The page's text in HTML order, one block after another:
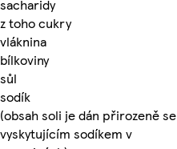
sacharidy
z toho cukry
vláknina
bílkoviny
sůl
sodík
(obsah soli je dán přirozeně se
vyskytujícím sodíkem v